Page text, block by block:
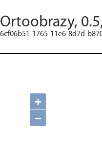
Ortoobrazy,
6cf06b51-1765-11e6-8d7d-
+
−